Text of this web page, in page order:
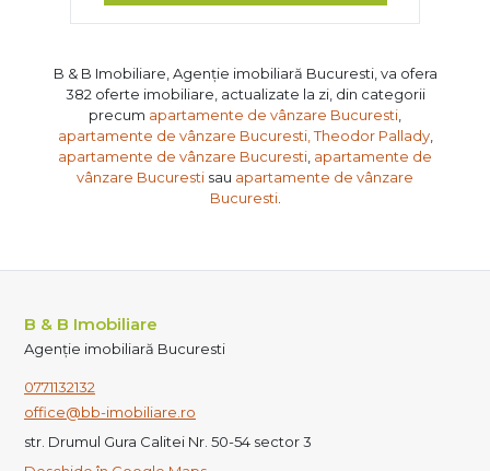
B & B Imobiliare, Agenție imobiliară Bucuresti, va ofera
382 oferte imobiliare, actualizate la zi, din categorii
precum apartamente de vânzare Bucuresti
apartamente de vânzare Bucuresti, Theodor Pallady,
apartamente de vânzare Bucuresti apartamente de
vânzare Bucuresti sau apartamente de vânzare
Bucuresti.
B & B Imobiliare
Agenție imobiliară Bucuresti
0771132132
office@bb-imobiliare.ro
str. Drumul Gura Calitei Nr. 50-54 sector 3